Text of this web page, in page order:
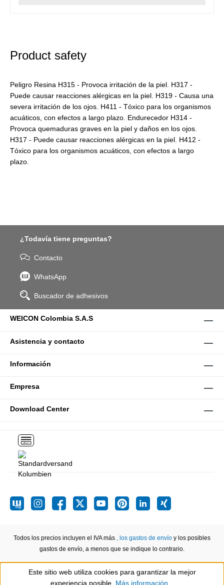
Product safety
Peligro Resina H315 - Provoca irritación de la piel. H317 -
Puede causar reacciones alérgicas en la piel. H319 - Causa una
severa irritación de los ojos. H411 - Tóxico para los organismos
acuáticos, con efectos a largo plazo. Endurecedor H314 -
Provoca quemaduras graves en la piel y daños en los ojos.
H317 - Puede causar reacciones alérgicas en la piel. H412 -
Tóxico para los organismos acuáticos, con efectos a largo
plazo.
¿Todavía tiene preguntas?
Contacto
WhatsApp
Buscador de adhesivos
WEICON Colombia S.A.S
Asistencia y contacto
Información
Empresa
Download Center
Todos los precios incluyen el IVA más , los gastos de envío y los posibles
gastos de envío, a menos que se indique lo contrario.
Show toolbar
Este sitio web utiliza cookies para garantizar la mejor
experiencia posible. Más información...